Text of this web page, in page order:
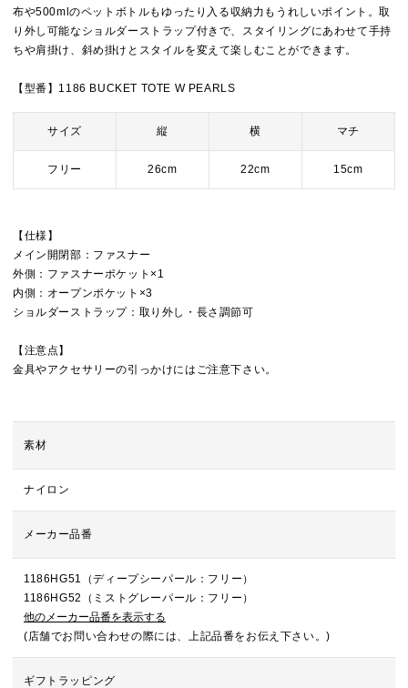
布や500mlのペットボトルもゆったり入る収納力もうれしいポイント。取
り外し可能なショルダーストラップ付きで、スタイリングにあわせて手持
ちや肩掛け、斜め掛けとスタイルを変えて楽しむことができます。
【型番】1186 BUCKET TOTE W PEARLS
サイズ 縦 横 マチ
フリー 26cm 22cm 15cm
【仕様】
メイン開閉部：ファスナー
外側：ファスナーポケット×1
内側：オープンポケット×3
ショルダーストラップ：取り外し・長さ調節可
【注意点】
金具やアクセサリーの引っかけにはご注意下さい。
素材
ナイロン
メーカー品番
1186HG51（ディープシーパール：フリー）
1186HG52（ミストグレーパール：フリー）
他のメーカー品番を表示する
(店舗でお問い合わせの際には、上記品番をお伝え下さい。)
ギフトラッピング